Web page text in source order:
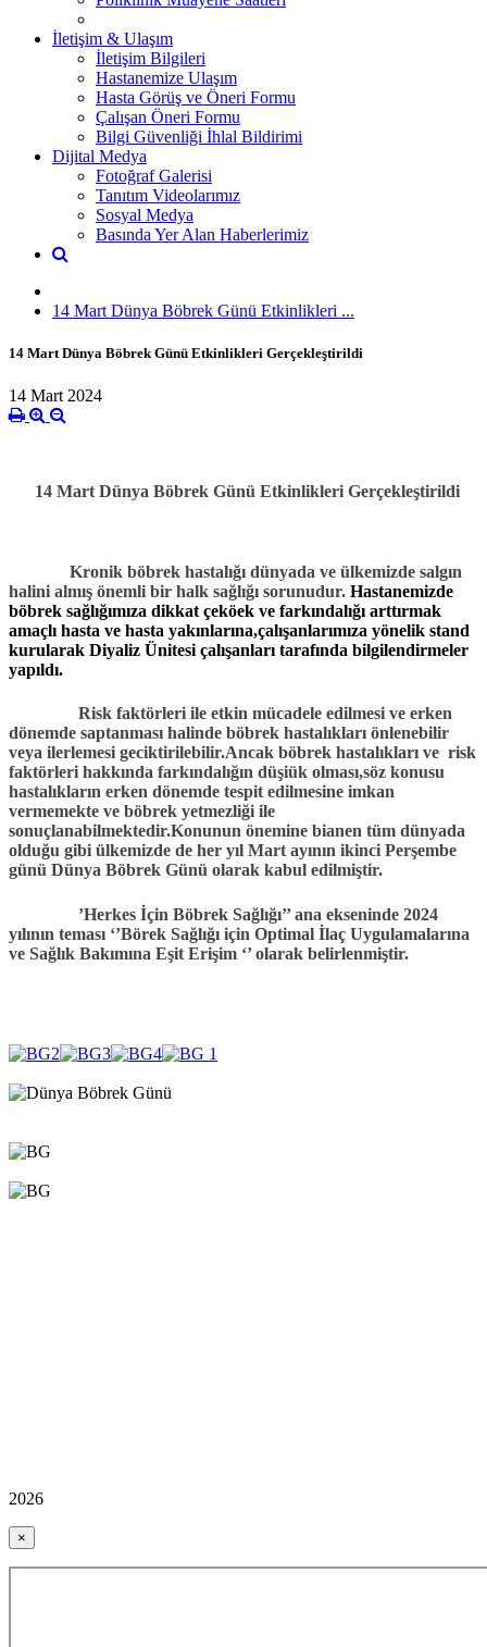
İletişim & Ulaşım
İletişim Bilgileri
Hastanemize Ulaşım
Hasta Görüş ve Öneri Formu
Çalışan Öneri Formu
Bilgi Güvenliği İhlal Bildirimi
Dijital Medya
Fotoğraf Galerisi
Tanıtım Videolarımız
Sosyal Medya
Basında Yer Alan Haberlerimiz
14 Mart Dünya Böbrek Günü Etkinlikleri ...
14 Mart Dünya Böbrek Günü Etkinlikleri Gerçekleştirildi ​
14 Mart 2024
14 Mart Dünya Böbrek Günü Etkinlikleri Gerçekleştirildi
Kronik böbrek hastalığı dünyada ve ülkemizde salgın
halini almış önemli bir halk sağlığı sorunudur. Hastanemizde
böbrek sağlığımıza dikkat çeköek ve farkındalığı arttırmak
amaçlı hasta ve hasta yakınlarına,çalışanlarımıza yönelik stand
kurularak Diyaliz Ünitesi çalışanları tarafında bilgilendirmeler
yapıldı.
Risk faktörleri ile etkin mücadele edilmesi ve erken
dönemde saptanması halinde böbrek hastalıkları önlenebilir
veya ilerlemesi geciktirilebilir.Ancak böbrek hastalıkları ve risk
faktörleri hakkında farkındalığın düşiük olması,söz konusu
hastalıkların erken dönemde tespit edilmesine imkan
vermemekte ve böbrek yetmezliği ile
sonuçlanabilmektedir.Konunun önemine bianen tüm dünyada
olduğu gibi ülkemizde de her yıl Mart ayının ikinci Perşembe
günü Dünya Böbrek Günü olarak kabul edilmiştir.
’Herkes İçin Böbrek Sağlığı’’ ana ekseninde 2024
yılının teması ‘’Börek Sağlığı için Optimal İlaç Uygulamalarına
ve Sağlık Bakımına Eşit Erişim ‘’ olarak belirlenmiştir.
2026
×